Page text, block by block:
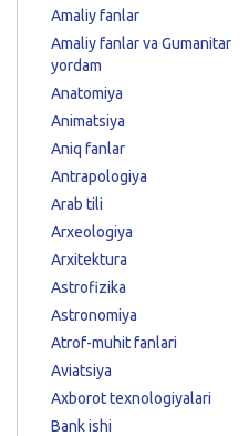
Amaliy fanlar
Amaliy fanlar va Gumanitar
yordam
Anatomiya
Animatsiya
Aniq fanlar
Antrapologiya
Arab tili
Arxeologiya
Arxitektura
Astrofizika
Astronomiya
Atrof-muhit fanlari
Aviatsiya
Axborot texnologiyalari
Bank ishi